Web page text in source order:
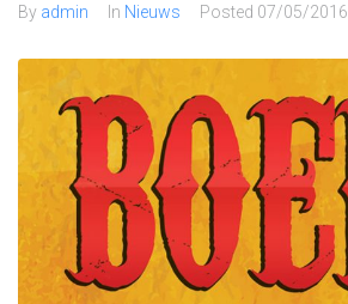
By admin In Nieuws Posted 07/05/2016